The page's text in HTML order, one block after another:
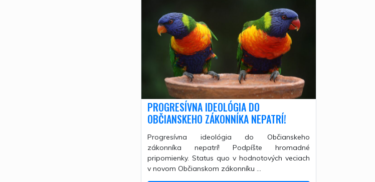
PROGRESÍVNA IDEOLÓGIA DO
OBČIANSKEHO ZÁKONNÍKA NEPATRÍ!
Progresívna ideológia do Občianskeho
zákonníka nepatrí! Podpíšte hromadné
pripomienky. Status quo v hodnotových veciach
v novom Občianskom zákonníku ...